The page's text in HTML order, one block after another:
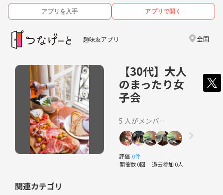
アプリを入手 アプリで開く
趣味友アプリ 全国
【30代】大人
のまったり女
子会
5 人がメンバー
評価 0件
開催数 0回 過去参加 0人
関連カテゴリ